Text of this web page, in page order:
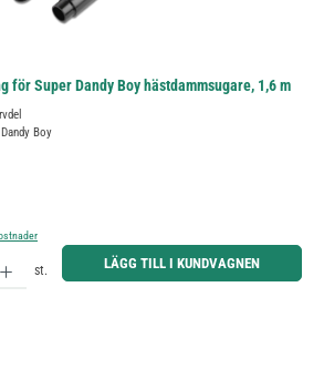
för Super Dandy Boy hästdammsugare, 1,6 m
Boy
eller använd knapparna för att öka eller minska kvantiteten.
st. LÄGG TILL I KUNDVAGNEN